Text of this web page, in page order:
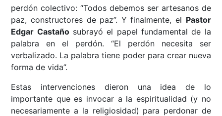
perdón colectivo: “Todos debemos ser artesanos de
paz, constructores de paz”. Y finalmente, el Pastor
Edgar Castañosubrayó el papel fundamental de la
palabra en el perdón. “El perdón necesita ser
verbalizado. La palabra tiene poder para crear nueva
forma de vida”.
Estas intervenciones dieron una idea de lo
importante que es invocar a la espiritualidad (y no
necesariamente a la religiosidad) para perdonar de